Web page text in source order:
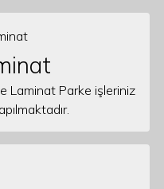
Laminat Parke işleriniz